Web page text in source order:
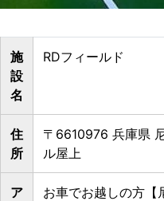
施
設
名
RDフィールド
住
所
〒6610976 兵庫県
ル屋上
ア
お車でお越しの方【